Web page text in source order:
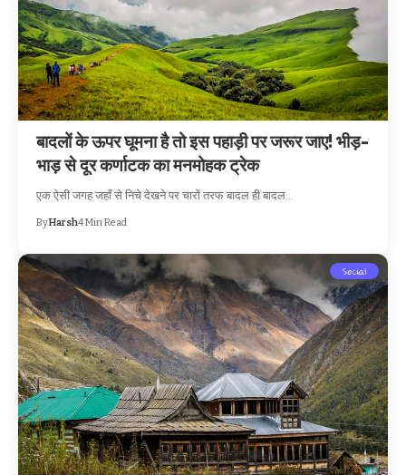
बादलों के ऊपर घूमना है तो इस पहाड़ी पर जरूर जाए! भीड़-
भाड़ से दूर कर्णाटक का मनमोहक ट्रेक
एक ऐसी जगह जहाँ से निचे देखने पर चारों तरफ बादल ही बादल…
ByHarsh4 Min Read
Social